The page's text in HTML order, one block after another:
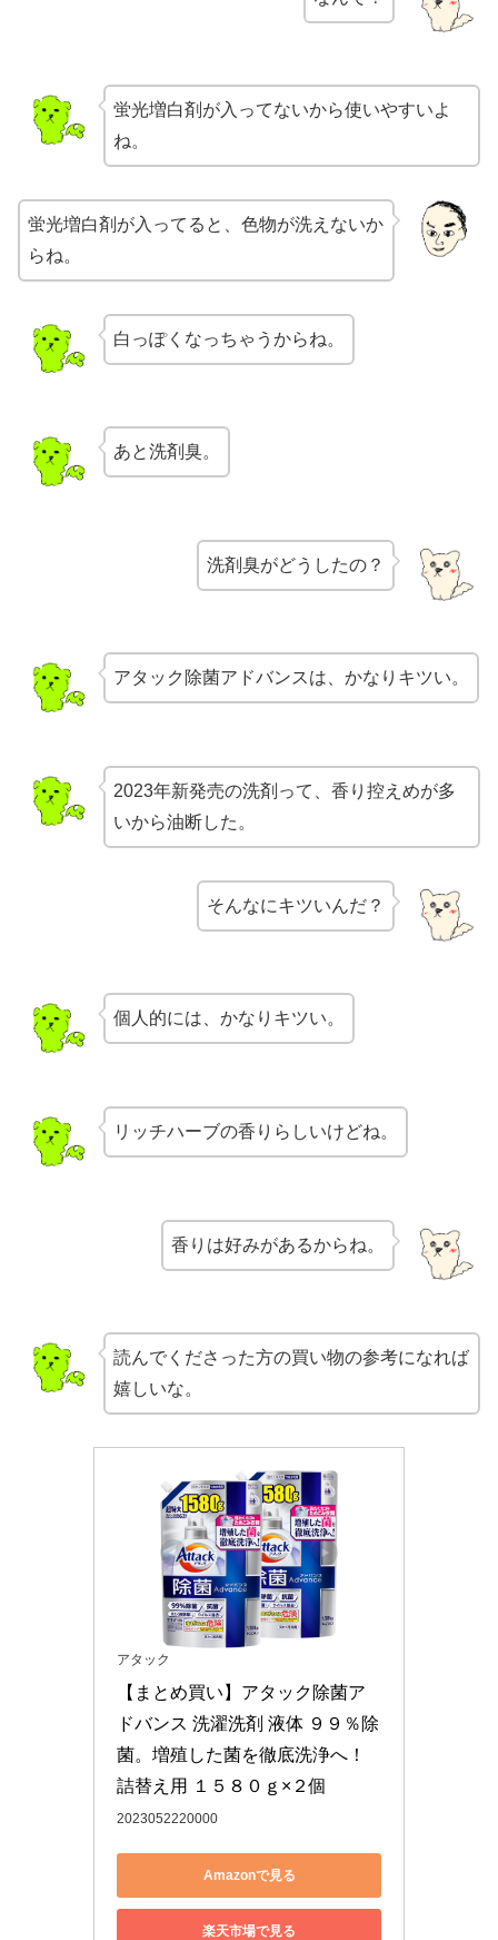
蛍光増白剤が入ってないから使いやすいよ
ね。
蛍光増白剤が入ってると、色物が洗えないか
らね。
白っぽくなっちゃうからね。
あと洗剤臭。
洗剤臭がどうしたの？
アタック除菌アドバンスは、かなりキツい。
2023年新発売の洗剤って、香り控えめが多
いから油断した。
そんなにキツいんだ？
個人的には、かなりキツい。
リッチハーブの香りらしいけどね。
香りは好みがあるからね。
読んでくださった方の買い物の参考になれば
嬉しいな。
アタック
【まとめ買い】アタック除菌ア
ドバンス 洗濯洗剤 液体 ９９％除
菌。増殖した菌を徹底洗浄へ！
詰替え用 １５８０ｇ×２個
2023052220000
Amazonで見る
楽天市場で見る